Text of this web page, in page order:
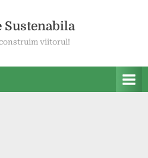
Sustenabila
viitorul!